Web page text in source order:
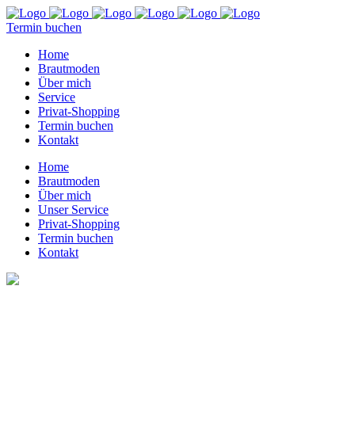
Termin buchen
Home
Brautmoden
Über mich
Service
Privat-Shopping
Termin buchen
Kontakt
Home
Brautmoden
Über mich
Unser Service
Privat-Shopping
Termin buchen
Kontakt